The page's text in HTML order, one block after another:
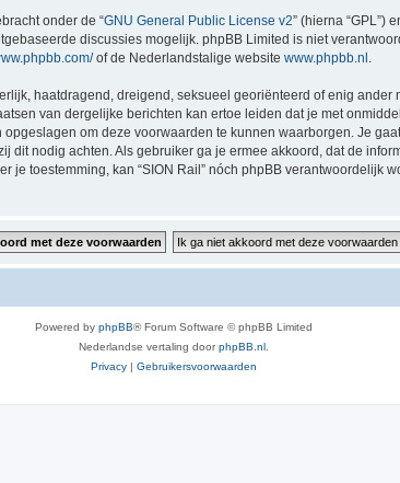
onder de “GNU General Public License v2” (hierna “GPL”)
discussies mogelijk. phpBB Limited is niet
of de Nederlandstalige website www.phpbb.nl
haatdragend, dreigend, seksueel georiënteerd of enig
van dergelijke berichten kan ertoe leiden dat je met
om deze voorwaarden te kunnen waarborgen. Je
nodig achten. Als gebruiker ga je ermee akkoord, dat de
je toestemming, kan “SION Rail” nóch phpBB verantwoordelijk
Powered by phpBB® Forum Software © phpBB Limited
Nederlandse vertaling doorphpBB.nl
Privacy | Gebruikersvoorwaarden